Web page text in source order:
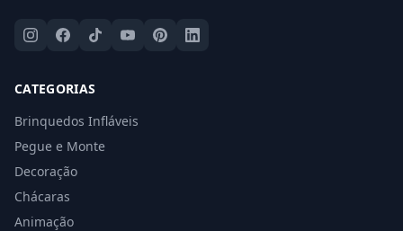
CATEGORIAS
Brinquedos Infláveis
Pegue e Monte
Decoração
Chácaras
Animação